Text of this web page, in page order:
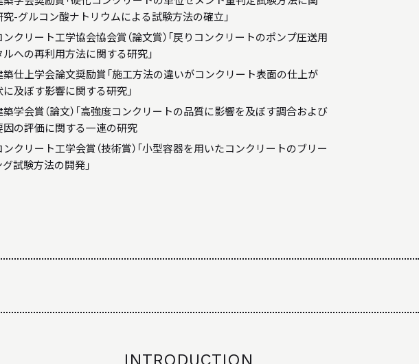
究-グルコン酸ナトリウムによる試験方法の確立」
ンクリート工学協会協会賞（論文賞）「戻りコンクリートのポンプ圧送用
ルへの再利用方法に関する研究」
築仕上学会論文奨励賞「施工方法の違いがコンクリート表面の仕上が
に及ぼす影響に関する研究」
築学会賞（論文）「高強度コンクリートの品質に影響を及ぼす調合および
因の評価に関する一連の研究
ンクリート工学会賞（技術賞）「小型容器を用いたコンクリートのブリー
試験方法の開発」
INTRODUCTION